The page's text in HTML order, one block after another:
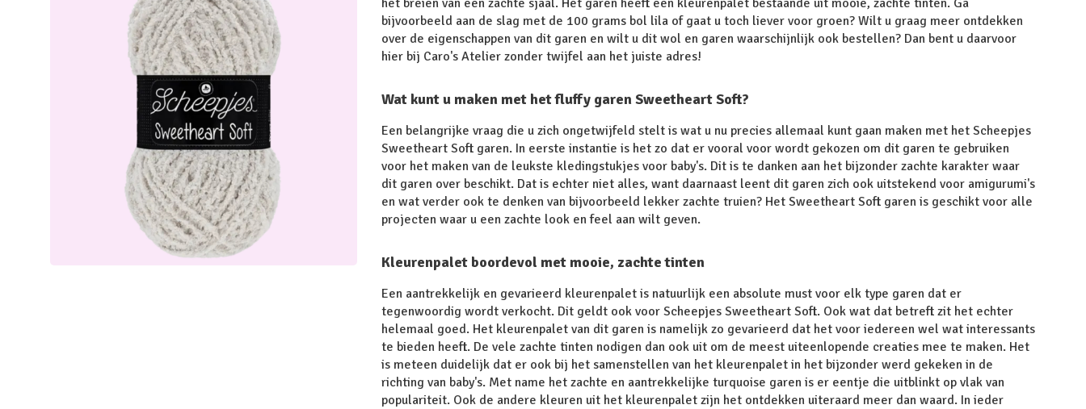
het breien van een zachte sjaal. Het garen heeft een kleurenpalet bestaande uit mooie, zachte tinten. Ga
bijvoorbeeld aan de slag met de 100 grams bol lila of gaat u toch liever voor groen? Wilt u graag meer ontdekken
over de eigenschappen van dit garen en wilt u dit wol en garen waarschijnlijk ook bestellen? Dan bent u daarvoor
hier bij Caro's Atelier zonder twijfel aan het juiste adres!
Wat kunt u maken met het fluffy garen Sweetheart Soft?
Een belangrijke vraag die u zich ongetwijfeld stelt is wat u nu precies allemaal kunt gaan maken met het Scheepjes
Sweetheart Soft garen. In eerste instantie is het zo dat er vooral voor wordt gekozen om dit garen te gebruiken
voor het maken van de leukste kledingstukjes voor baby's. Dit is te danken aan het bijzonder zachte karakter waar
dit garen over beschikt. Dat is echter niet alles, want daarnaast leent dit garen zich ook uitstekend voor amigurumi's
en wat verder ook te denken van bijvoorbeeld lekker zachte truien? Het Sweetheart Soft garen is geschikt voor alle
projecten waar u een zachte look en feel aan wilt geven.
Kleurenpalet boordevol met mooie, zachte tinten
Een aantrekkelijk en gevarieerd kleurenpalet is natuurlijk een absolute must voor elk type garen dat er
tegenwoordig wordt verkocht. Dit geldt ook voor Scheepjes Sweetheart Soft. Ook wat dat betreft zit het echter
helemaal goed. Het kleurenpalet van dit garen is namelijk zo gevarieerd dat het voor iedereen wel wat interessants
te bieden heeft. De vele zachte tinten nodigen dan ook uit om de meest uiteenlopende creaties mee te maken. Het
is meteen duidelijk dat er ook bij het samenstellen van het kleurenpalet in het bijzonder werd gekeken in de
richting van baby's. Met name het zachte en aantrekkelijke turquoise garen is er eentje die uitblinkt op vlak van
populariteit. Ook de andere kleuren uit het kleurenpalet zijn het ontdekken uiteraard meer dan waard. In ieder